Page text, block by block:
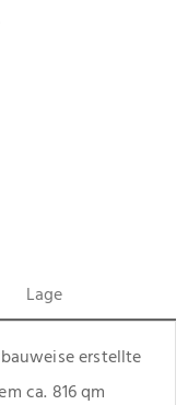
Lage
erstellte
ca. 816 qm